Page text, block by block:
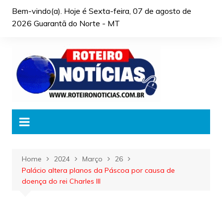
Bem-vindo(a). Hoje é Sexta-feira, 07 de agosto de
2026 Guarantã do Norte - MT
Home 2024 Março
26
Palácio altera planos da Páscoa por causa de
doença do rei Charles III